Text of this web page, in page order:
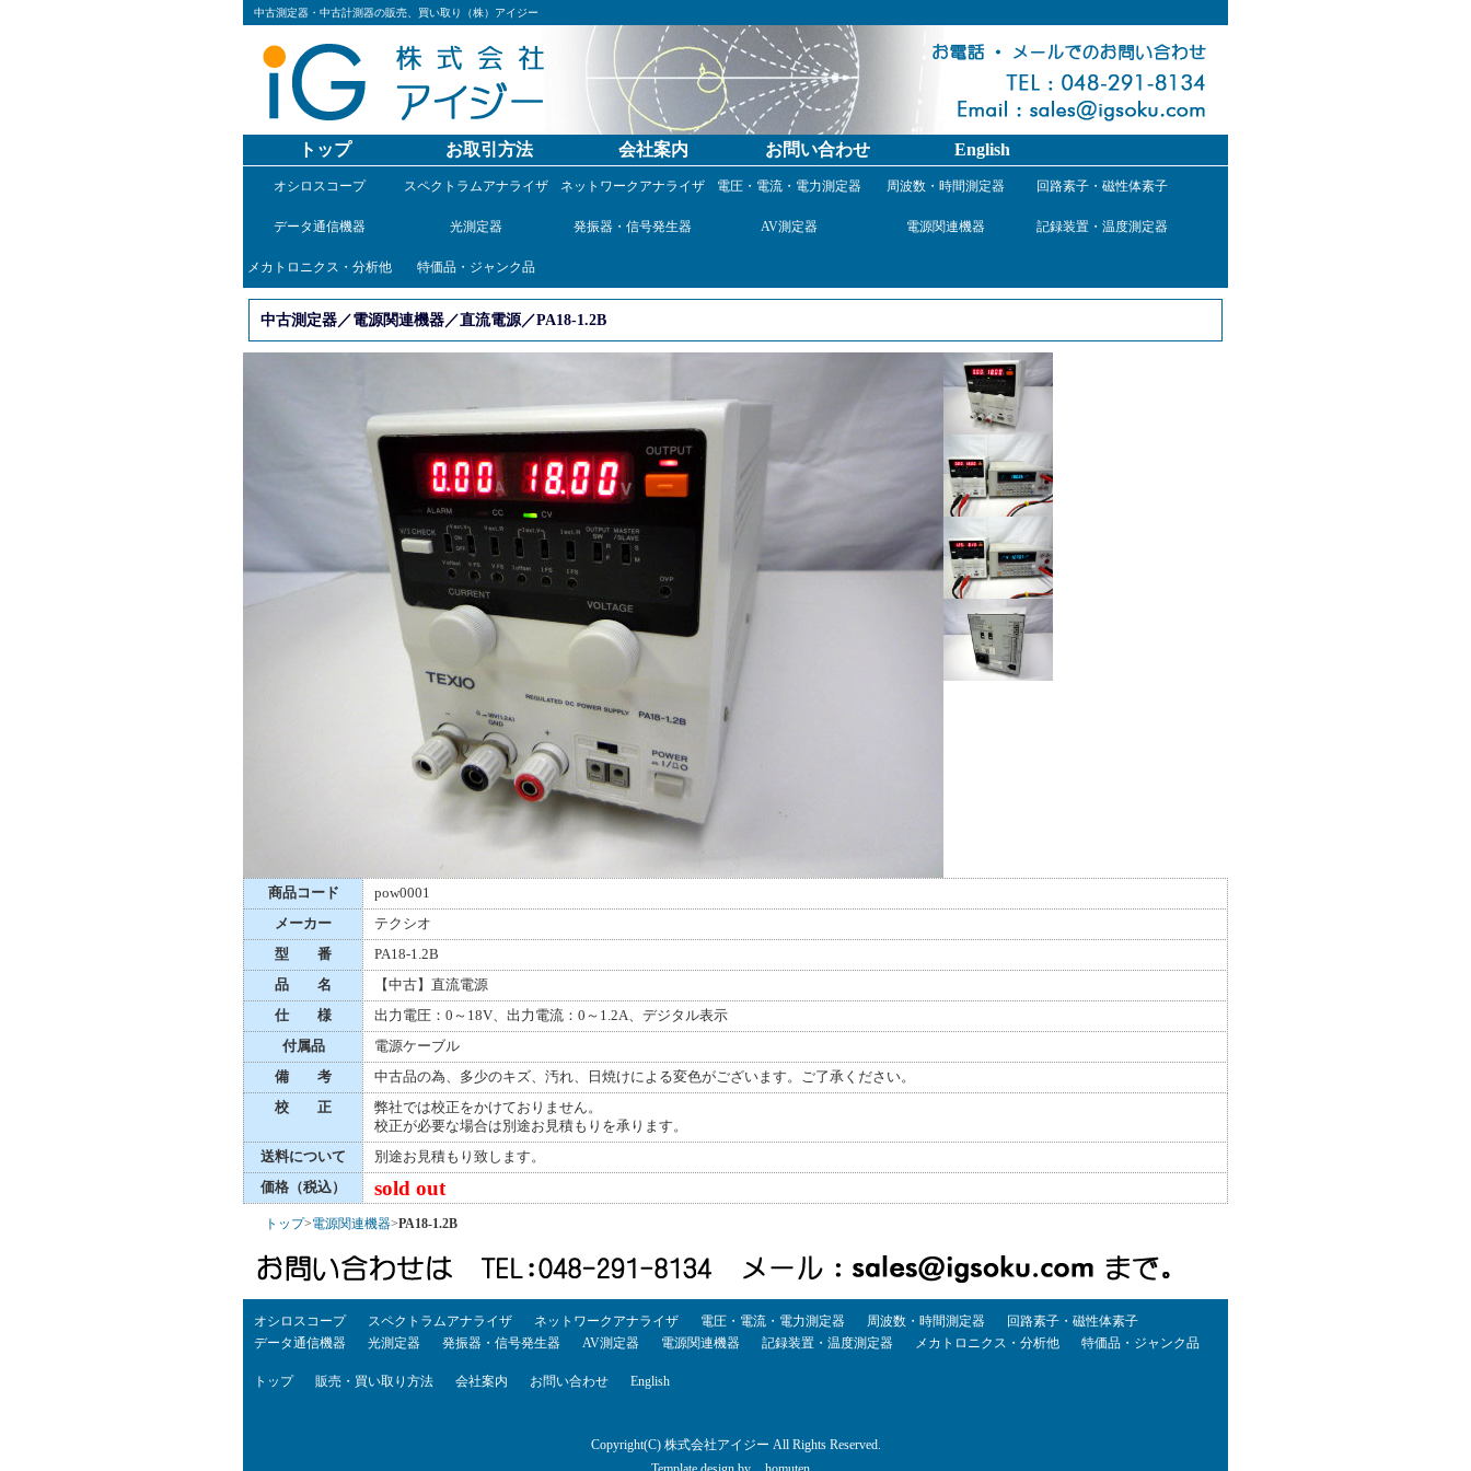
中古測定器・中古計測器の販売、買い取り（株）アイジー
トップ お取引方法 会社案内 お問い合わせ English
オシロスコープ スペクトラムアナライザ ネットワークアナライザ 電圧・電流・電力測定器 周波数・時間測定器 回路素子・磁性体素子
データ通信機器 光測定器 発振器・信号発生器 AV測定器 電源関連機器 記録装置・温度測定器
メカトロニクス・分析他 特価品・ジャンク品
中古測定器／電源関連機器／直流電源／PA18-1.2B
商品コード
pow0001
メーカー
テクシオ
型 番
PA18-1.2B
品 名
【中古】直流電源
仕 様
出力電圧：0～18V、出力電流：0～1.2A、デジタル表示
付属品
電源ケーブル
備 考
中古品の為、多少のキズ、汚れ、日焼けによる変色がございます。ご了承ください。
校 正
弊社では校正をかけておりません。
校正が必要な場合は別途お見積もりを承ります。
送料について
別途お見積もり致します。
価格（税込）
sold out
トップ>電源関連機器>PA18-1.2B
オシロスコープ スペクトラムアナライザ ネットワークアナライザ 電圧・電流・電力測定器 周波数・時間測定器
回路素子・磁性体素子
データ通信機器
光測定器 発振器・信号発生器 AV測定器 電源関連機器 記録装置・温度測定器 メカトロニクス・分析他 特価品・ジャンク品
トップ 販売・買い取り方法 会社案内 お問い合わせ English
Copyright(C) 株式会社アイジー All Rights Reserved.